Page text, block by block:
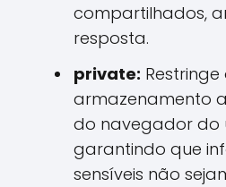
compartilhados,
resposta.
private: Restringe
armazenamento
do navegador do
garantindo que
sensíveis não